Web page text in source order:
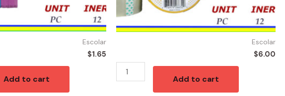
Escolar
$1.65
Add to cart
Escolar
$6.00
Add to cart